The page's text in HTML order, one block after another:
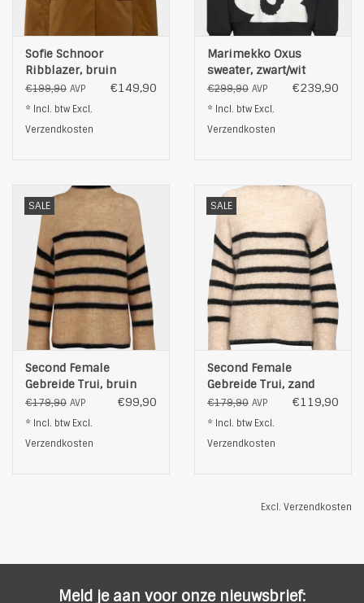
Sofie Schnoor
Ribblazer, bruin
€199,90 AVP €149,90
* Incl. btw Excl.
Verzendkosten
Marimekko Oxus
sweater, zwart/wit
€299,90 AVP €239,90
* Incl. btw Excl.
Verzendkosten
SALE
Second Female
Gebreide Trui, bruin
€179,90 AVP €99,90
* Incl. btw Excl.
Verzendkosten
SALE
Second Female
Gebreide Trui, zand
€179,90 AVP €119,90
* Incl. btw Excl.
Verzendkosten
Excl. Verzendkosten
Meld je aan voor onze nieuwsbrief: